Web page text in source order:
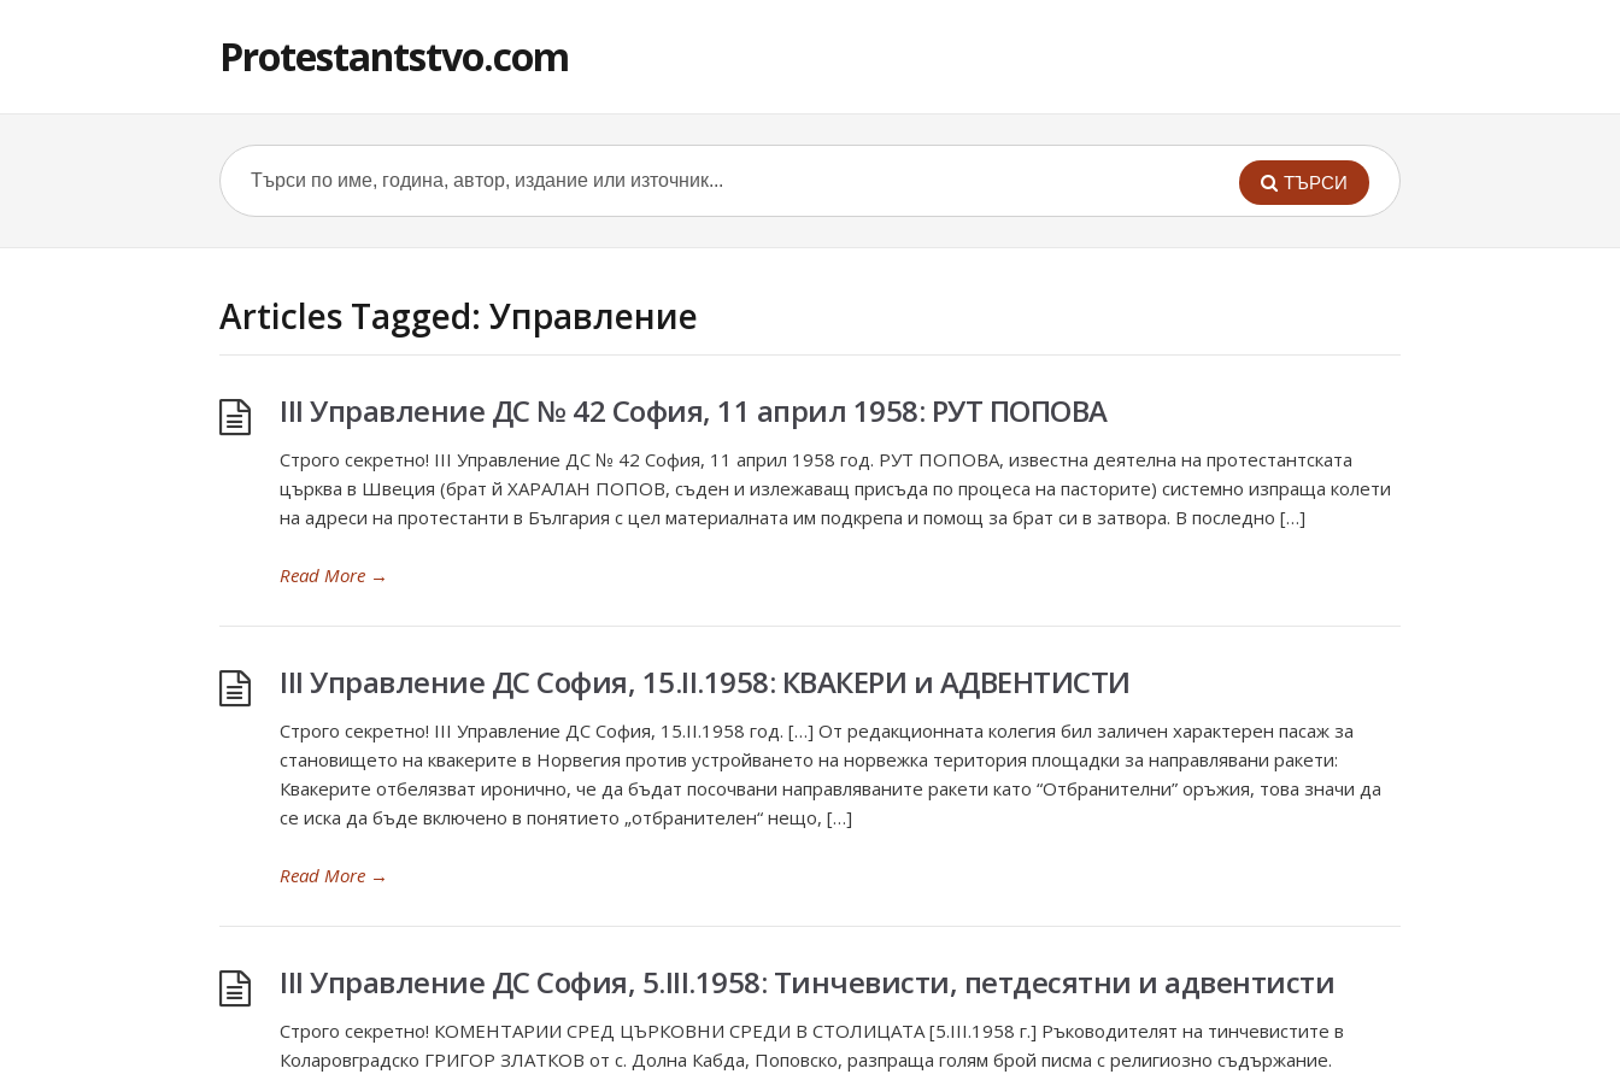
Protestantstvo.com
ТЪРСИ
Articles Tagged: Управление
ІІІ Управление ДС № 42 София, 11 април 1958: РУТ ПОПОВА
Строго секретно! ІІІ Управление ДС № 42 София, 11 април 1958 год. РУТ ПОПОВА, известна деятелна на протестантската
църква в Швеция (брат й ХАРАЛАН ПОПОВ, съден и излежаващ присъда по процеса на пасторите) системно изпраща колети
на адреси на протестанти в България с цел материалната им подкрепа и помощ за брат си в затвора. В последно […]
Read More →
ІІІ Управление ДС София, 15.ІІ.1958: КВАКЕРИ и АДВЕНТИСТИ
Строго секретно! ІІІ Управление ДС София, 15.ІІ.1958 год. […] От редакционната колегия бил заличен характерен пасаж за
становището на квакерите в Норвегия против устройването на норвежка територия площадки за направлявани ракети:
Квакерите отбелязват иронично, че да бъдат посочвани направляваните ракети като “Отбранителни” оръжия, това значи да
се иска да бъде включено в понятието „отбранителен“ нещо, […]
Read More →
ІІІ Управление ДС София, 5.ІІІ.1958: Тинчевисти, петдесятни и адвентисти
Строго секретно! КОМЕНТАРИИ СРЕД ЦЪРКОВНИ СРЕДИ В СТОЛИЦАТА [5.ІІІ.1958 г.] Ръководителят на тинчевистите в
Коларовградско ГРИГОР ЗЛАТКОВ от с. Долна Кабда, Поповско, разпраща голям брой писма с религиозно съдържание.